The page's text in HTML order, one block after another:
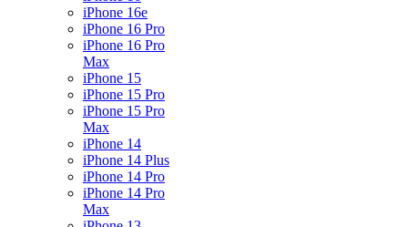
iPhone 16e
iPhone 16 Pro
iPhone 16 Pro
Max
iPhone 15
iPhone 15 Pro
iPhone 15 Pro
Max
iPhone 14
iPhone 14 Plus
iPhone 14 Pro
iPhone 14 Pro
Max